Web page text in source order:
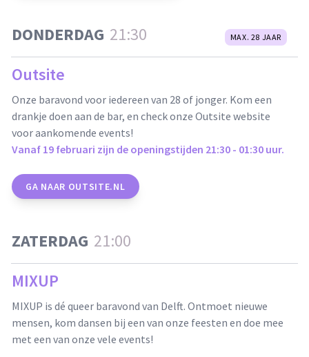
DONDERDAG 21:30 MAX. 28 JAAR
Outsite
Onze baravond voor iedereen van 28 of jonger. Kom een
drankje doen aan de bar, en check onze Outsite website
voor aankomende events!
Vanaf 19 februari zijn de openingstijden 21:30 - 01:30 uur.
GA NAAR OUTSITE.NL
ZATERDAG 21:00
MIXUP
MIXUP is dé queer baravond van Delft. Ontmoet nieuwe
mensen, kom dansen bij een van onze feesten en doe mee
met een van onze vele events!